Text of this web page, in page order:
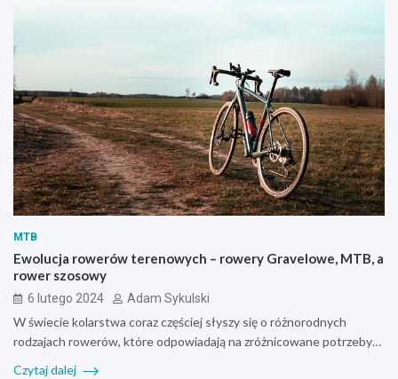
MTB
Ewolucja rowerów terenowych – rowery Gravelowe, MTB, a
rower szosowy
6 lutego 2024 Adam Sykulski
W świecie kolarstwa coraz częściej słyszy się o różnorodnych
rodzajach rowerów, które odpowiadają na zróżnicowane potrzeby…
Czytaj dalej